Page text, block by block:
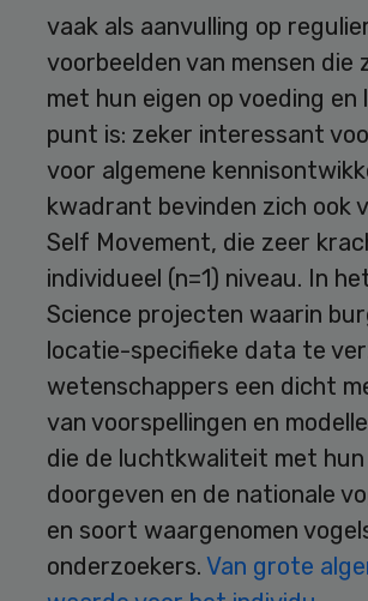
vaak als aanvulling op
voorbeelden van mensen
met hun eigen op voeding
punt is: zeker interessant
voor algemene
kwadrant bevinden zich ook
Self Movement, die zeer
individueel (n=1) niveau. In
Science projecten waarin
locatie-specifieke data te
wetenschappers een dicht
van voorspellingen en
die de luchtkwaliteit met
doorgeven en de nationale
en soort waargenomen
onderzoekers. Van grote